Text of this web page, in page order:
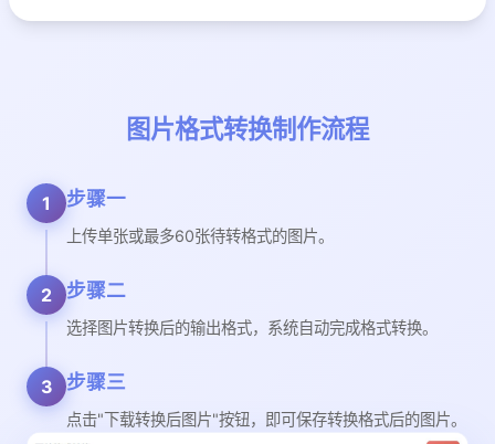
图片格式转换制作流程
1 步骤一
上传单张或最多60张待转格式的图片。
2 步骤二
选择图片转换后的输出格式，系统自动完成格式转换。
3 步骤三
点击"下载转换后图片"按钮，即可保存转换格式后的图片。